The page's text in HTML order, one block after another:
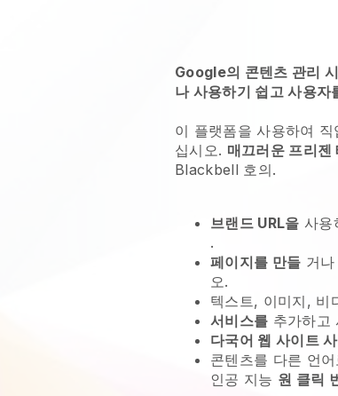
Google의 콘텐츠 관리
나 사용하기 쉽고 사용자
이 플랫폼을 사용하여 직
십시오. 매끄러운 프리젠
Blackbell 호의.
브랜드 URL을 사
.
페이지를 만들 거
오.
텍스트, 이미지, 비
서비스를 추가하고
다국어 웹 사이트
콘텐츠를 다른 언
인공 지능 원 클릭